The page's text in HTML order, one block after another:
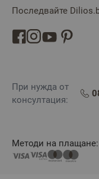
Последвайте
При нужда от
консултация:
Методи на плащане: